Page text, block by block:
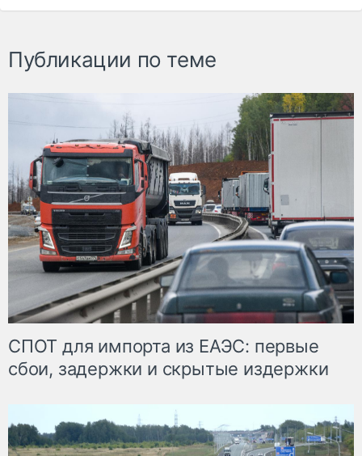
Публикации по теме
СПОТ для импорта из ЕАЭС: первые
сбои, задержки и скрытые издержки